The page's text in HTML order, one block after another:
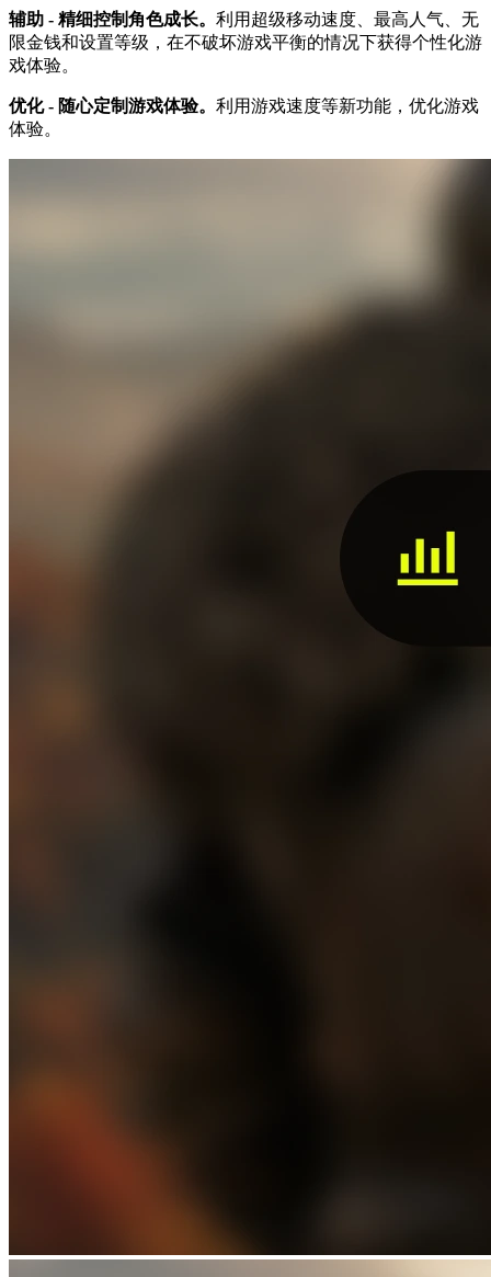
辅助 - 精细控制角色成长。 利用超级移动速度、最高人气、无
限金钱和设置等级，在不破坏游戏平衡的情况下获得个性化游
戏体验。
优化 - 随心定制游戏体验。 利用游戏速度等新功能，优化游戏
体验。